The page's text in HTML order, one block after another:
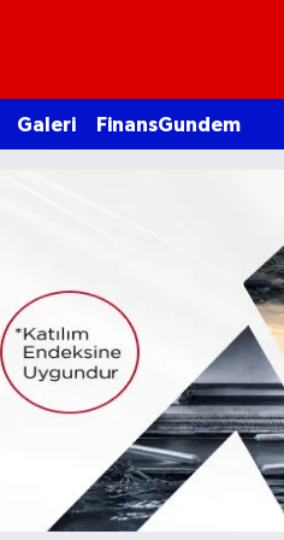
Galeri FinansGundem